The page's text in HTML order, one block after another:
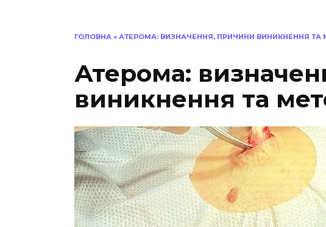
ГОЛОВНА » АТЕРОМА: ВИЗНАЧЕННЯ, ПРИЧИНИ ВИНИКНЕННЯ ТА
Атерома:
виникнення та